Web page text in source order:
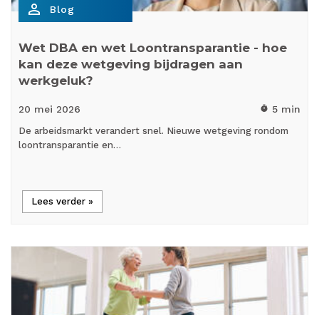
person_outline Blog
Wet DBA en wet Loontransparantie - hoe
kan deze wetgeving bijdragen aan
werkgeluk?
20 mei 2026 timer 5 min
De arbeidsmarkt verandert snel. Nieuwe wetgeving rondom
loontransparantie en…
Lees verder »